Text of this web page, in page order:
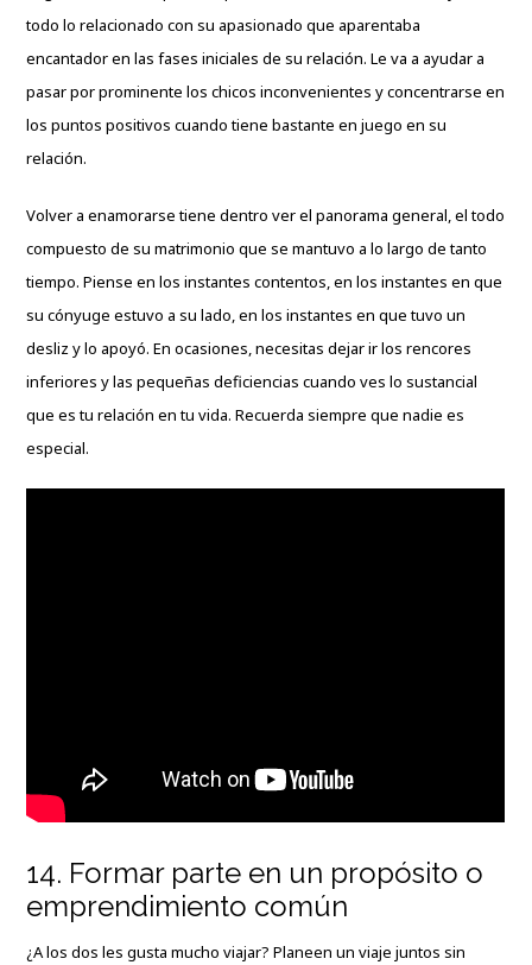
todo lo relacionado con su apasionado que aparentaba
encantador en las fases iniciales de su relación. Le va a ayudar a
pasar por prominente los chicos inconvenientes y concentrarse en
los puntos positivos cuando tiene bastante en juego en su
relación.
Volver a enamorarse tiene dentro ver el panorama general, el todo
compuesto de su matrimonio que se mantuvo a lo largo de tanto
tiempo. Piense en los instantes contentos, en los instantes en que
su cónyuge estuvo a su lado, en los instantes en que tuvo un
desliz y lo apoyó. En ocasiones, necesitas dejar ir los rencores
inferiores y las pequeñas deficiencias cuando ves lo sustancial
que es tu relación en tu vida. Recuerda siempre que nadie es
especial.
14. Formar parte en un propósito o
emprendimiento común
¿A los dos les gusta mucho viajar? Planeen un viaje juntos sin